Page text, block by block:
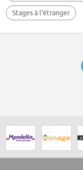
Stages à l'étranger